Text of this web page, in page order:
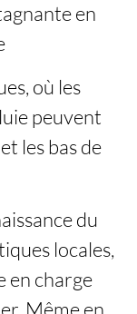
en
où les
peuvent
les bas de
du
locales,
en charge